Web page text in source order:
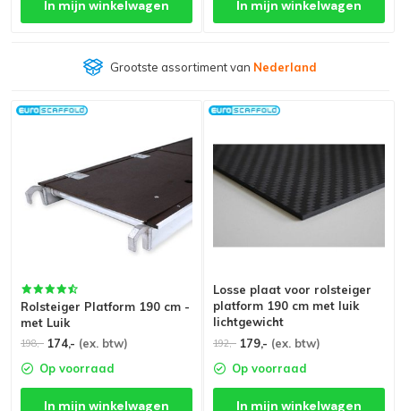
In mijn winkelwagen In mijn winkelwagen
Grootste assortiment van Nederland
Rolsteiger Platform 190 cm -
met Luik
198,- 174,- (ex. btw)
Op voorraad
In mijn winkelwagen
Losse plaat voor rolsteiger
platform 190 cm met luik
lichtgewicht
192,- 179,- (ex. btw)
Op voorraad
In mijn winkelwagen